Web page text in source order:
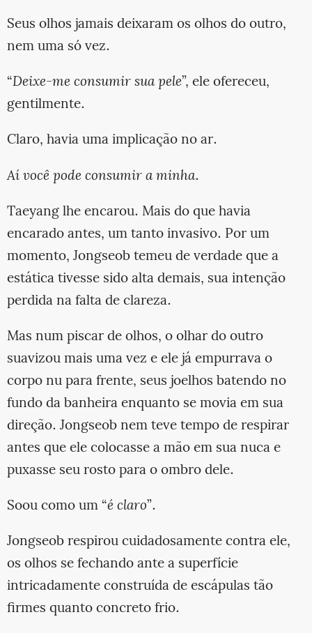
Seus olhos jamais deixaram os olhos do outro,
nem uma só vez.
“Deixe-me consumir sua pele”, ele ofereceu,
gentilmente.
Claro, havia uma implicação no ar.
Aí você pode consumir a minha.
Taeyang lhe encarou. Mais do que havia
encarado antes, um tanto invasivo. Por um
momento, Jongseob temeu de verdade que a
estática tivesse sido alta demais, sua intenção
perdida na falta de clareza.
Mas num piscar de olhos, o olhar do outro
suavizou mais uma vez e ele já empurrava o
corpo nu para frente, seus joelhos batendo no
fundo da banheira enquanto se movia em sua
direção. Jongseob nem teve tempo de respirar
antes que ele colocasse a mão em sua nuca e
puxasse seu rosto para o ombro dele.
Soou como um “é claro”.
Jongseob respirou cuidadosamente contra ele,
os olhos se fechando ante a superfície
intricadamente construída de escápulas tão
firmes quanto concreto frio.